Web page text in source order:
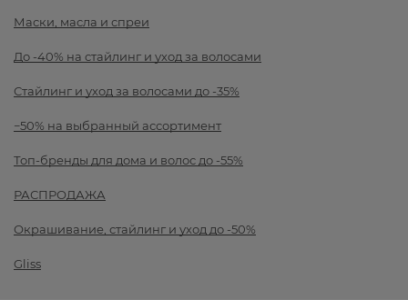
Маски, масла и спреи
До -40% на стайлинг и уход за волосами
Стайлинг и уход за волосами до -35%
−50% на выбранный ассортимент
Топ-бренды для дома и волос до -55%
РАСПРОДАЖА
Окрашивание, стайлинг и уход до -50%
Gliss